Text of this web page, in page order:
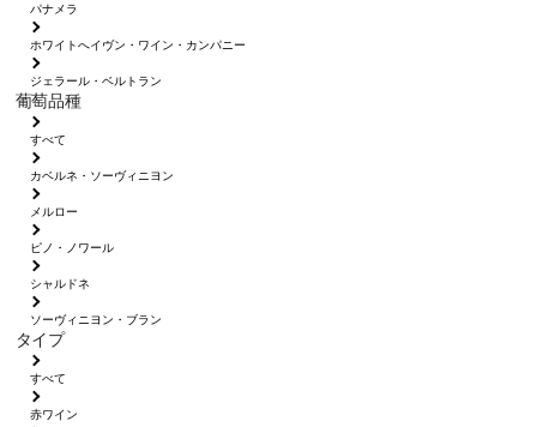
パナメラ
ホワイトへイヴン・ワイン・カンパニー
ジェラール・ベルトラン
葡萄品種
すべて
カベルネ・ソーヴィニヨン
メルロー
ピノ・ノワール
シャルドネ
ソーヴィニヨン・ブラン
タイプ
すべて
赤ワイン